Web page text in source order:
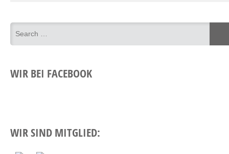
WIR BEI FACEBOOK
WIR SIND MITGLIED: